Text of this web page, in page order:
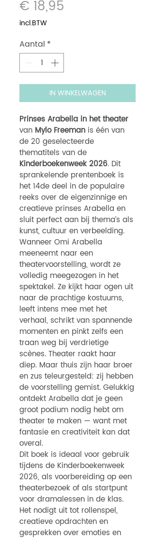
€ 18,95
incl.BTW
Aantal *
IN WINKELWAGEN
Prinses Arabella in het theater
van Mylo Freeman is één van
de 20 geselecteerde
thematitels van de
Kinderboekenweek 2026. Dit
sprankelende prentenboek is
het 14de deel in de populaire
reeks over de eigenzinnige en
creatieve prinses Arabella en
sluit perfect aan bij thema’s als
kunst, cultuur en verbeelding.
Wanneer Omi Arabella
meeneemt naar een
theatervoorstelling, wordt ze
volledig meegezogen in het
spektakel. Ze kijkt haar ogen uit
naar de prachtige kostuums,
leeft intens mee met het
verhaal, schrikt van spannende
momenten en pinkt zelfs een
traan weg bij verdrietige
scènes. Theater raakt haar
diep. Maar thuis zijn haar broer
en zus teleurgesteld: zij hebben
de voorstelling gemist. Gelukkig
ontdekt Arabella dat je geen
groot podium nodig hebt om
theater te maken — want met
fantasie en creativiteit kan dat
overal.
Dit boek is ideaal voor gebruik
tijdens de Kinderboekenweek
2026, als voorbereiding op een
theaterbezoek of als startpunt
voor dramalessen in de klas.
Het nodigt uit tot rollenspel,
creatieve opdrachten en
gesprekken over emoties en